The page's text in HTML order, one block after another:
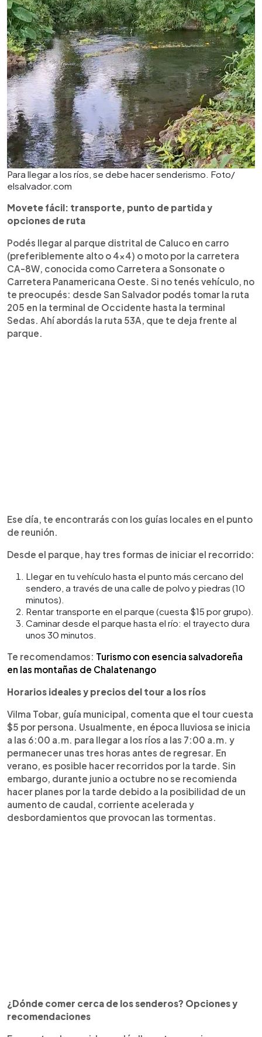
Para llegar a los ríos, se debe hacer senderismo. Foto/
elsalvador.com
Movete fácil: transporte, punto de partida y
opciones de ruta
Podés llegar al parque distrital de Caluco en carro
(preferiblemente alto o 4x4) o moto por la carretera
CA-8W, conocida como Carretera a Sonsonate o
Carretera Panamericana Oeste. Si no tenés vehículo, no
te preocupés: desde San Salvador podés tomar la ruta
205 en la terminal de Occidente hasta la terminal
Sedas. Ahí abordás la ruta 53A, que te deja frente al
parque.
Ese día, te encontrarás con los guías locales en el punto
de reunión.
Desde el parque, hay tres formas de iniciar el recorrido:
Llegar en tu vehículo hasta el punto más cercano del
sendero, a través de una calle de polvo y piedras (10
minutos).
Rentar transporte en el parque (cuesta $15 por grupo).
Caminar desde el parque hasta el río: el trayecto dura
unos 30 minutos.
Te recomendamos: Turismo con esencia salvadoreña
en las montañas de Chalatenango
Horarios ideales y precios del tour a los ríos
Vilma Tobar, guía municipal, comenta que el tour cuesta
$5 por persona. Usualmente, en época lluviosa se inicia
a las 6:00 a.m. para llegar a los ríos a las 7:00 a.m. y
permanecer unas tres horas antes de regresar. En
verano, es posible hacer recorridos por la tarde. Sin
embargo, durante junio a octubre no se recomienda
hacer planes por la tarde debido a la posibilidad de un
aumento de caudal, corriente acelerada y
desbordamientos que provocan las tormentas.
¿Dónde comer cerca de los senderos? Opciones y
recomendaciones